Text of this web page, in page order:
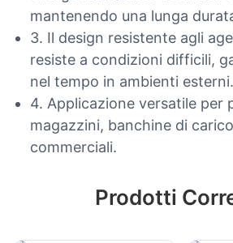
mantenendo una lunga
3. Il design resistente agli
resiste a condizioni difficili,
nel tempo in ambienti esterni.
4. Applicazione versatile per
magazzini, banchine di
commerciali.
Prodotti